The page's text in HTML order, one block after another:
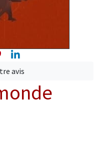
Pinterest
Linkedin
avis